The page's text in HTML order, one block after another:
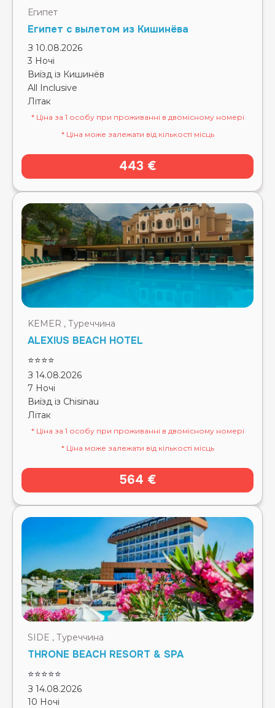
Египет
Египет с вылетом из Кишинёва
З 10.08.2026
3 Ночі
Виїзд із Кишинёв
All Inclusive
Літак
* Ціна за 1 особу при проживанні в двомісному номері
* Ціна може залежати від кількості місць
443 €
KEMER , Туреччина
ALEXIUS BEACH HOTEL
⭐⭐⭐⭐
З 14.08.2026
7 Ночі
Виїзд із Chisinau
Літак
* Ціна за 1 особу при проживанні в двомісному номері
* Ціна може залежати від кількості місць
564 €
SIDE , Туреччина
THRONE BEACH RESORT & SPA
⭐⭐⭐⭐⭐
З 14.08.2026
10 Ночі